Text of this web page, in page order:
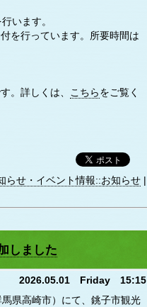
います。
を行っています。所要時間は
。詳しくは、 こちらをご覧く
らせ・イベント情報::お知らせ |
しました
2026.05.01 Friday 15:15
県高崎市）にて、銚子市観光